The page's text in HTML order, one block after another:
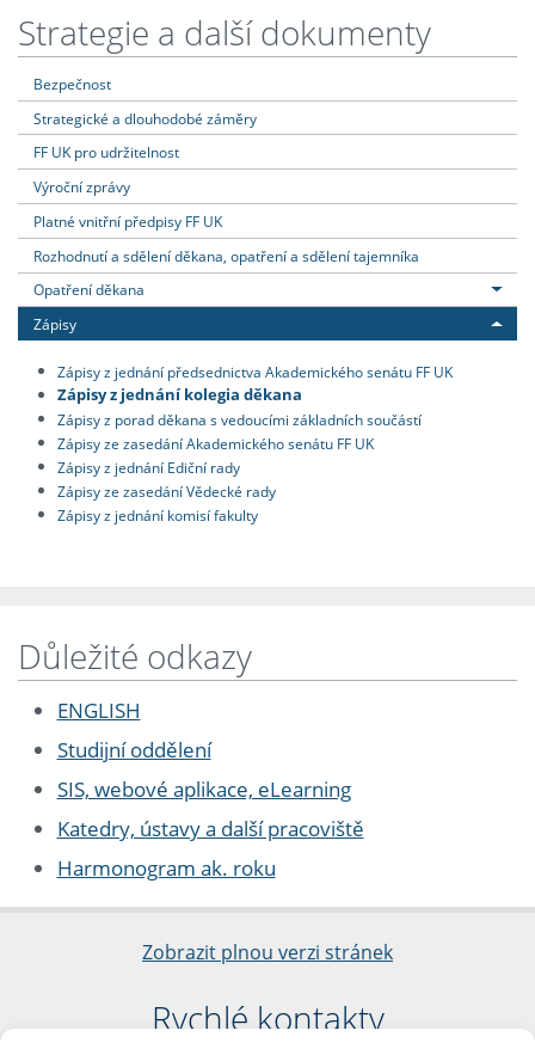
Strategie a další dokumenty
Bezpečnost
Strategické a dlouhodobé záměry
FF UK pro udržitelnost
Výroční zprávy
Platné vnitřní předpisy FF UK
Rozhodnutí a sdělení děkana, opatření a sdělení tajemníka
Opatření děkana
Zápisy
Zápisy z jednání předsednictva Akademického senátu FF UK
Zápisy z jednání kolegia děkana
Zápisy z porad děkana s vedoucími základních součástí
Zápisy ze zasedání Akademického senátu FF UK
Zápisy z jednání Ediční rady
Zápisy ze zasedání Vědecké rady
Zápisy z jednání komisí fakulty
Důležité odkazy
ENGLISH
Studijní oddělení
SIS, webové aplikace, eLearning
Katedry, ústavy a další pracoviště
Harmonogram ak. roku
Zobrazit plnou verzi stránek
Rychlé kontakty